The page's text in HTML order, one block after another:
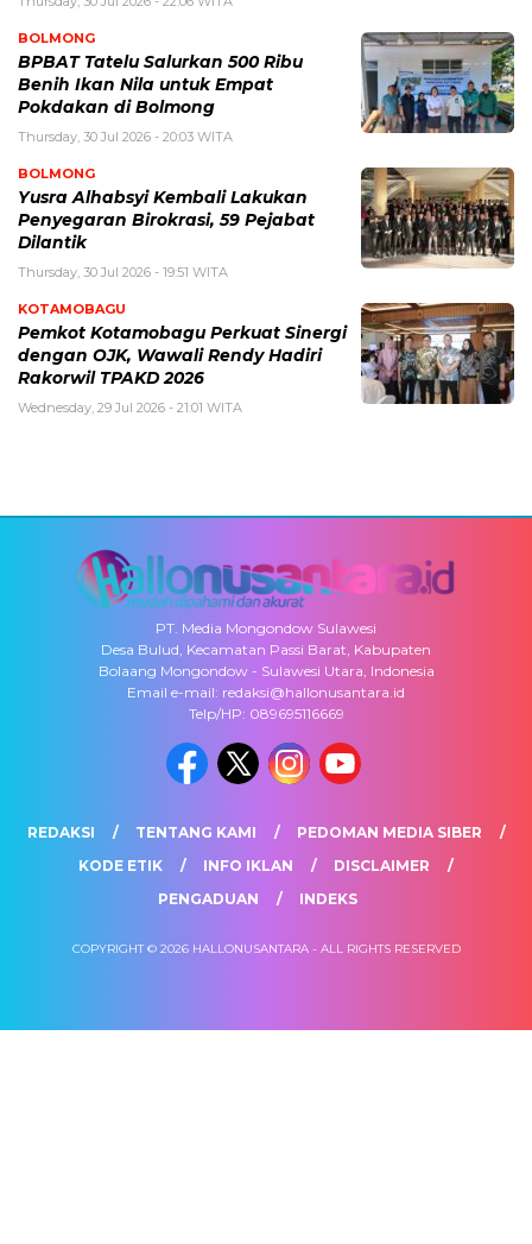
BOLMONG
BPBAT Tatelu Salurkan 500 Ribu
Benih Ikan Nila untuk Empat
Pokdakan di Bolmong
Thursday, 30 Jul 2026 - 20:03 WITA
BOLMONG
Yusra Alhabsyi Kembali Lakukan
Penyegaran Birokrasi, 59 Pejabat
Dilantik
Thursday, 30 Jul 2026 - 19:51 WITA
KOTAMOBAGU
Pemkot Kotamobagu Perkuat Sinergi
dengan OJK, Wawali Rendy Hadiri
Rakorwil TPAKD 2026
Wednesday, 29 Jul 2026 - 21:01 WITA
PT. Media Mongondow Sulawesi
Desa Bulud, Kecamatan Passi Barat, Kabupaten
Bolaang Mongondow - Sulawesi Utara, Indonesia
Email e-mail: redaksi@hallonusantara.id
Telp/HP: 089695116669
REDAKSI TENTANG KAMI
PEDOMAN MEDIA SIBER
KODE ETIK
INFO IKLAN
DISCLAIMER
PENGADUAN
INDEKS
COPYRIGHT © 2026 HALLONUSANTARA - ALL RIGHTS RESERVED